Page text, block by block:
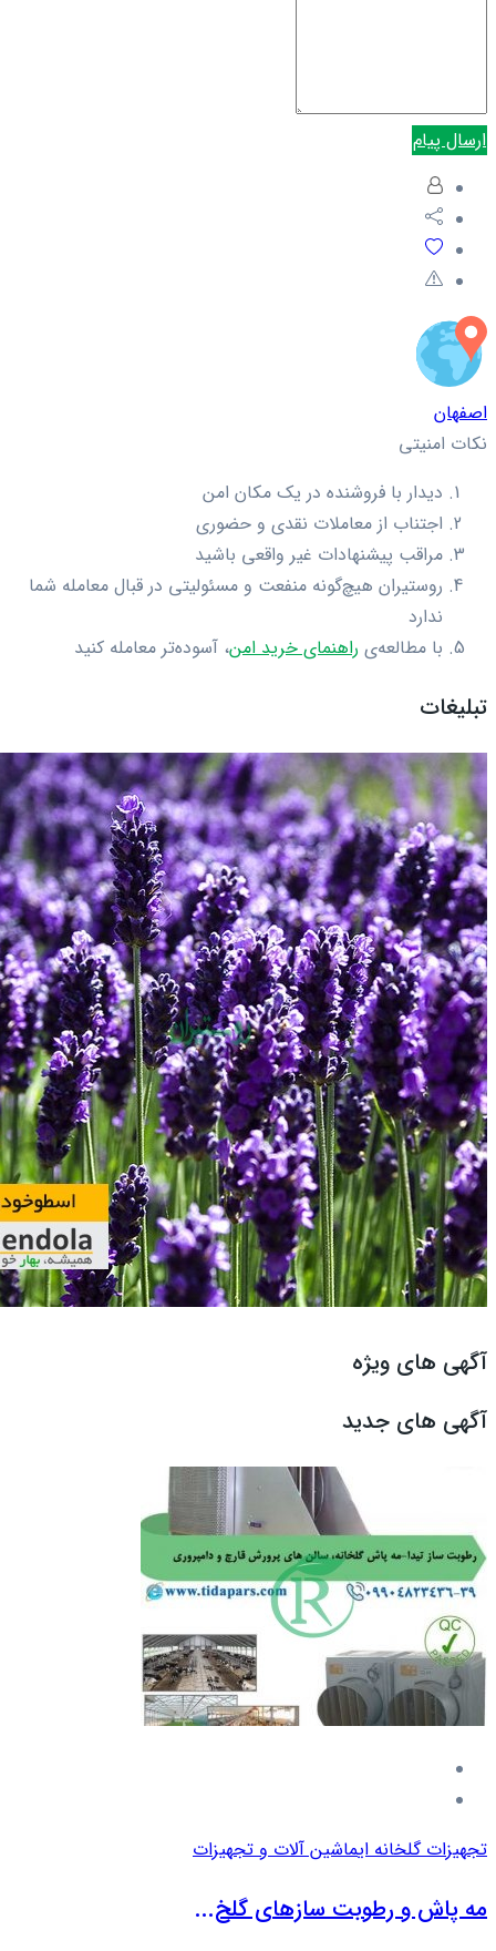
ارسال پیام
اصفهان
نکات امنیتی
دیدار با فروشنده در یک مکان امن
اجتناب از معاملات نقدی و حضوری
مراقب پیشنهادات غیر واقعی باشید
روستیران هیچ‌گونه منفعت و مسئولیتی در قبال معامله شما
ندارد
با مطالعه‌ی راهنمای خرید امن، آسوده‌تر معامله کنید
تبلیغات
آگهی های ویژه
آگهی های جدید
تجهیزات گلخانه ایماشین آلات و تجهیزات
مه پاش و رطوبت سازهای گلخ...